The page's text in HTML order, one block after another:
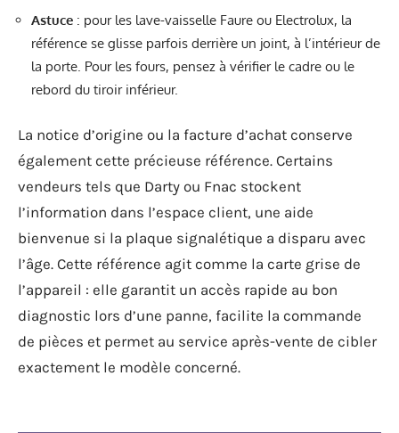
Astuce : pour les lave-vaisselle Faure ou Electrolux, la
référence se glisse parfois derrière un joint, à l’intérieur de
la porte. Pour les fours, pensez à vérifier le cadre ou le
rebord du tiroir inférieur.
La notice d’origine ou la facture d’achat conserve
également cette précieuse référence. Certains
vendeurs tels que Darty ou Fnac stockent
l’information dans l’espace client, une aide
bienvenue si la plaque signalétique a disparu avec
l’âge. Cette référence agit comme la carte grise de
l’appareil : elle garantit un accès rapide au bon
diagnostic lors d’une panne, facilite la commande
de pièces et permet au service après-vente de cibler
exactement le modèle concerné.